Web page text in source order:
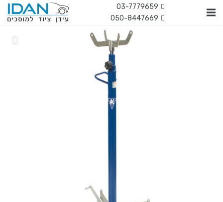
03-7779659
050-8447669